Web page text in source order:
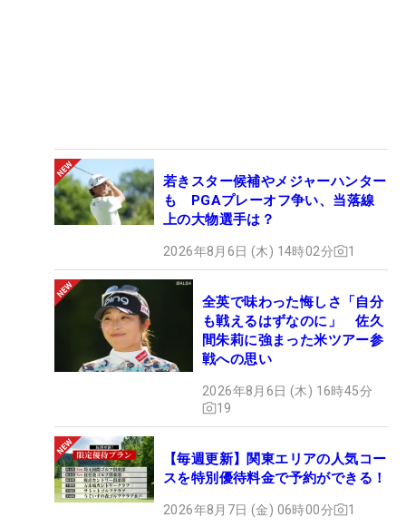
若きスター候補やメジャーハンター
も PGAプレーオフ争い、当落線
上の大物選手は？
2026年8月6日 (木) 14時02分 1
全英で味わった悔しさ「自分
も戦えるはずなのに」 佐久
間朱莉に強まった米ツアー参
戦への思い
2026年8月6日 (木) 16時45分
19
【毎週更新】関東エリアの人気コー
スを特別優待料金で予約ができる！
2026年8月7日 (金) 06時00分 1